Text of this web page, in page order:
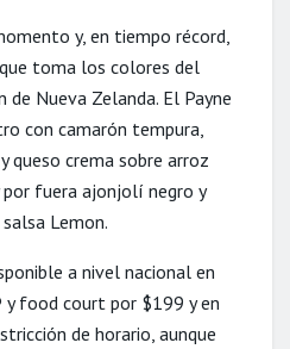
y, en tiempo récord,
toma los colores del
Nueva Zelanda. El Payne
con camarón tempura,
crema sobre arroz
por fuera ajonjolí negro y
Lemon.
a nivel nacional en
food court por $199 y en
de horario, aunque